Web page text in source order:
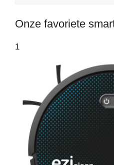
Onze favoriete
1